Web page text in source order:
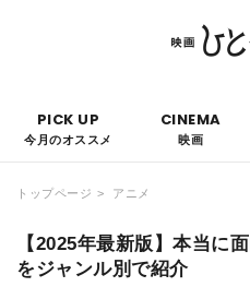
て優遇されるこ
PICK UP
今月のオススメ
CINEMA
映画
トップページ アニメ
【2025年最新版】本当に
をジャンル別で紹介